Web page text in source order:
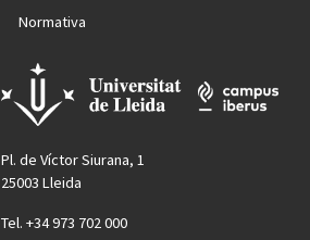
Normativa
Pl. de Víctor Siurana, 1
25003 Lleida
Tel. +34 973 702 000